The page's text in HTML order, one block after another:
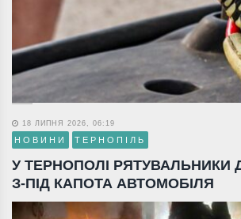
18 ЛИПНЯ 2026, 06:19
НОВИНИ ТЕРНОПІЛЬ
У ТЕРНОПОЛІ РЯТУВАЛЬНИКИ
З-ПІД КАПОТА АВТОМОБІЛЯ